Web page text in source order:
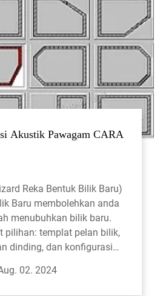
Akustik Pawagam CARA
Reka Bentuk Bilik Baru)
Baru membolehkan anda
menubuhkan bilik baru.
pilihan: templat pelan bilik,
dinding, dan konfigurasi
pelan bilik, yang...
02. 2024